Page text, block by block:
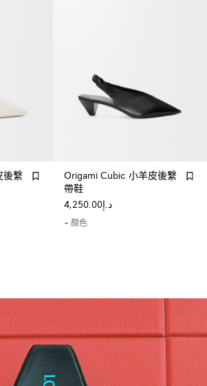
後繫
Origami Cubic 小羊皮後繫
帶鞋
د.إ4,250.00
+ 顏色